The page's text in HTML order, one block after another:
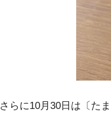
さらに10月30日は〔た